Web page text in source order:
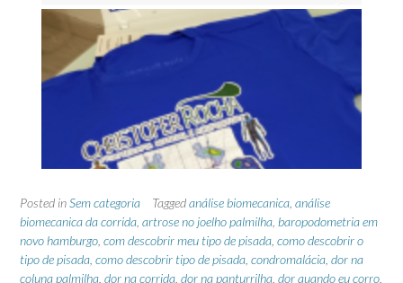
Posted inSem categoria Taggedanálise biomecanica análise
biomecanica da corrida artrose no joelho palmilha baropodometria em
novo hamburgo com descobrir meu tipo de pisada como descobrir o
tipo de pisada como descobrir tipo de pisada condromalácia dor na
coluna palmilha dor na corrida dor na panturrilha dor quando eu corro